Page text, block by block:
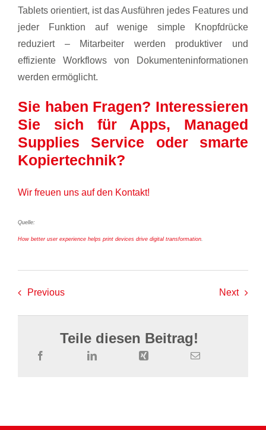
Tablets orientiert, ist das Ausführen jedes Features und
jeder Funktion auf wenige simple Knopfdrücke
reduziert – Mitarbeiter werden produktiver und
effiziente Workflows von Dokumenteninformationen
werden ermöglicht.
Sie haben Fragen? Interessieren
Sie sich für Apps, Managed
Supplies Service oder smarte
Kopiertechnik?
Wir freuen uns auf den Kontakt!
Quelle:
How better user experience helps print devices drive digital transformation.
Previous Next
Teile diesen Beitrag!